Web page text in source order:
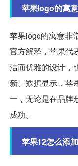
苹果logo的寓
苹果logo的寓意非
官方解释，苹果
洁而优雅的设计，
新。数据显示，苹
一，无论是在品牌
成功。
苹果12怎么添